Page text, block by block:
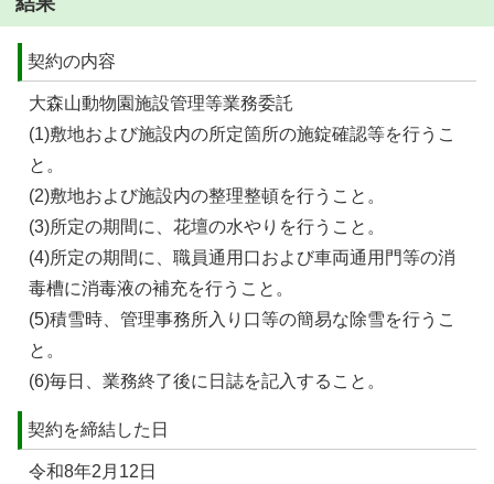
契約の内容
大森山動物園施設管理等業務委託
(1)敷地および施設内の所定箇所の施錠確認等を行うこ
と。
(2)敷地および施設内の整理整頓を行うこと。
(3)所定の期間に、花壇の水やりを行うこと。
(4)所定の期間に、職員通用口および車両通用門等の消
毒槽に消毒液の補充を行うこと。
(5)積雪時、管理事務所入り口等の簡易な除雪を行うこ
と。
(6)毎日、業務終了後に日誌を記入すること。
契約を締結した日
令和8年2月12日